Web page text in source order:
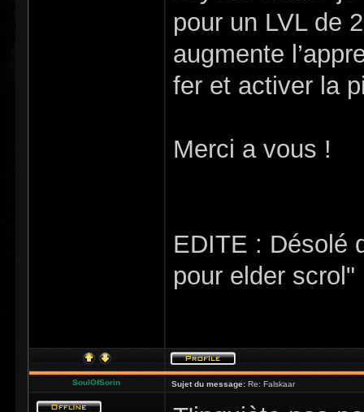
pour un LVL de
augmente
fer et activer la
Merci a vous !
EDITE : Désolé
pour elder scrol"
SoulOfSorin Sujet du message: Re: Falskaar